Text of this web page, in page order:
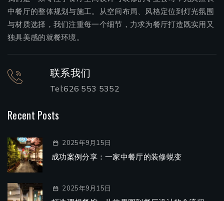
中餐厅的整体规划与施工。从空间布局、风格定位到灯光氛围
与材质选择，我们注重每一个细节，力求为餐厅打造既实用又
独具美感的就餐环境。
联系我们
Tel:626 553 5352
Recent Posts
2025年9月15日
成功案例分享：一家中餐厅的装修蜕变
2025年9月15日